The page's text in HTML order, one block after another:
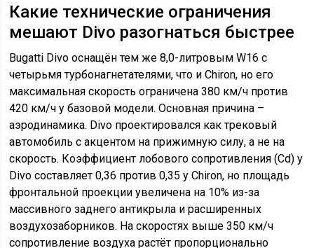
Какие технические ограничения
мешают Divo разогнаться быстрее
Bugatti Divo оснащён тем же 8,0-литровым W16 с
четырьмя турбонагнетателями, что и Chiron, но его
максимальная скорость ограничена 380 км/ч против
420 км/ч у базовой модели. Основная причина –
аэродинамика. Divo проектировался как трековый
автомобиль с акцентом на прижимную силу, а не на
скорость. Коэффициент лобового сопротивления (Cd) у
Divo составляет 0,36 против 0,35 у Chiron, но площадь
фронтальной проекции увеличена на 10% из-за
массивного заднего антикрыла и расширенных
воздухозаборников. На скоростях выше 350 км/ч
сопротивление воздуха растёт пропорционально